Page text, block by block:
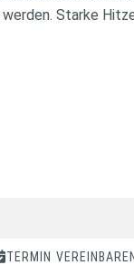
Starke
TERMIN VEREINBAREN